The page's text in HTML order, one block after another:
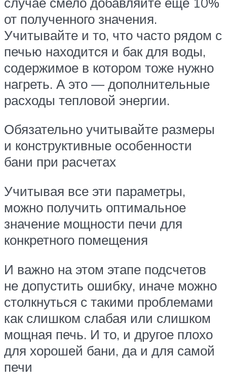
от полученного значения.
Учитывайте и то, что часто рядом с
печью находится и бак для воды,
содержимое в котором тоже нужно
нагреть. А это — дополнительные
расходы тепловой энергии.
Обязательно учитывайте размеры
и конструктивные особенности
бани при расчетах
Учитывая все эти параметры,
можно получить оптимальное
значение мощности печи для
конкретного помещения
И важно на этом этапе подсчетов
не допустить ошибку, иначе можно
столкнуться с такими проблемами
как слишком слабая или слишком
мощная печь. И то, и другое плохо
для хорошей бани, да и для самой
печи